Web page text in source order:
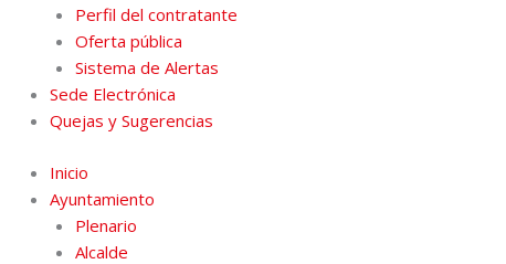
Perfil del contratante
Oferta pública
Sistema de Alertas
Sede Electrónica
Quejas y Sugerencias
Inicio
Ayuntamiento
Plenario
Alcalde